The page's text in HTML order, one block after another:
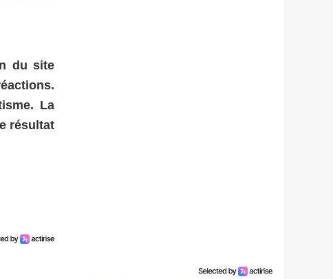
du site
La
résultat